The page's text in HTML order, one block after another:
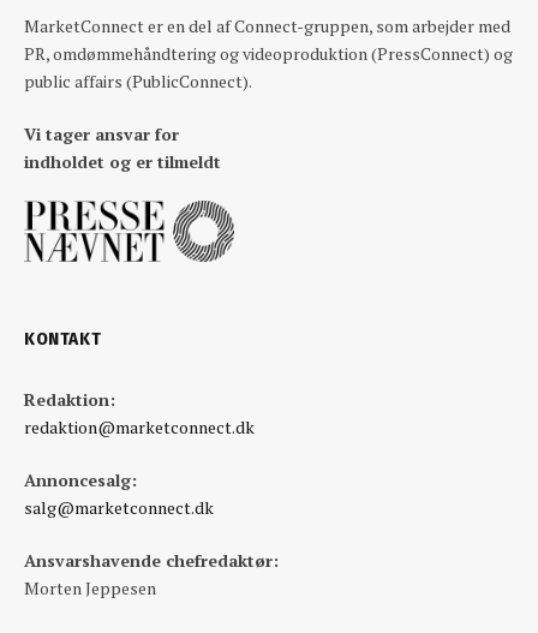
MarketConnect er en del af Connect-gruppen, som arbejder med
PR, omdømmehåndtering og videoproduktion (PressConnect) og
public affairs (PublicConnect).
Vi tager ansvar for
indholdet og er tilmeldt
KONTAKT
Redaktion:
redaktion@marketconnect.dk
Annoncesalg:
salg@marketconnect.dk
Ansvarshavende chefredaktør:
Morten Jeppesen